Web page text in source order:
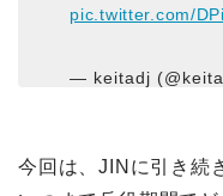
pic.twitter.com/
— keitadj
今回は、JINに引き続